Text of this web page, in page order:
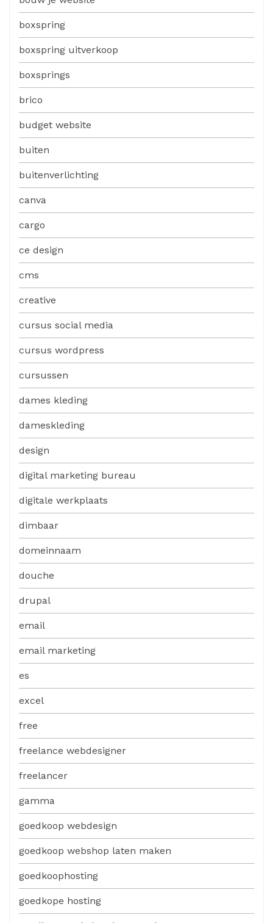
boxspring
boxspring uitverkoop
boxsprings
brico
budget website
buiten
buitenverlichting
canva
cargo
ce design
cms
creative
cursus social media
cursus wordpress
cursussen
dames kleding
dameskleding
design
digital marketing bureau
digitale werkplaats
dimbaar
domeinnaam
douche
drupal
email
email marketing
es
excel
free
freelance webdesigner
freelancer
gamma
goedkoop webdesign
goedkoop webshop laten maken
goedkoophosting
goedkope hosting